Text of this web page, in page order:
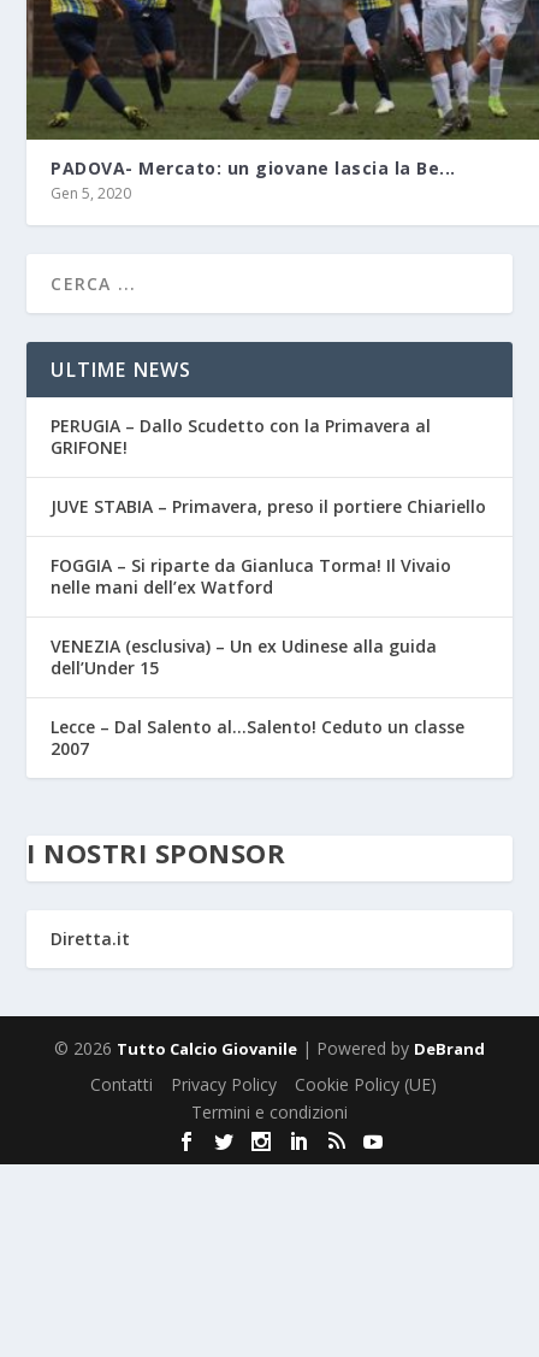
PADOVA- Mercato: un giovane lascia la Be...
Gen 5, 2020
ULTIME NEWS
PERUGIA – Dallo Scudetto con la Primavera al
GRIFONE!
JUVE STABIA – Primavera, preso il portiere Chiariello
FOGGIA – Si riparte da Gianluca Torma! Il Vivaio
nelle mani dell’ex Watford
VENEZIA (esclusiva) – Un ex Udinese alla guida
dell’Under 15
Lecce – Dal Salento al…Salento! Ceduto un classe
2007
I NOSTRI SPONSOR
Diretta.it
© 2026 Tutto Calcio Giovanile | Powered by DeBrand
Contatti Privacy Policy
Cookie Policy (UE)
Termini e condizioni